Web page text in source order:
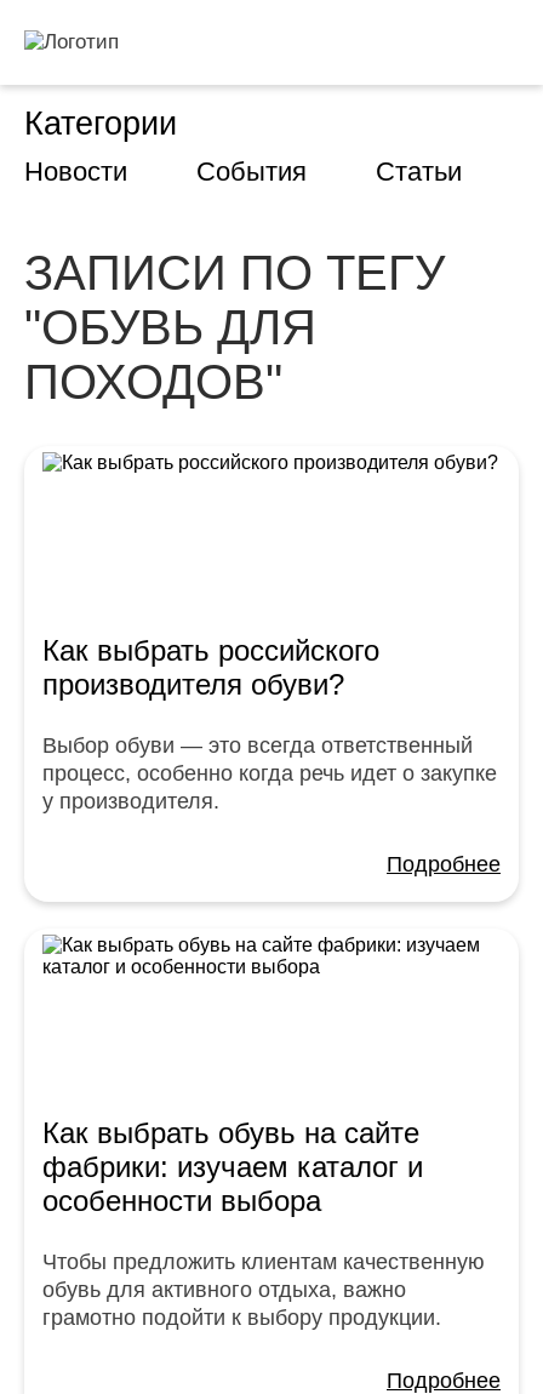
Категории
Новости События Статьи
ЗАПИСИ ПО ТЕГУ
"ОБУВЬ ДЛЯ
ПОХОДОВ"
Как выбрать российского
производителя обуви?
Выбор обуви — это всегда ответственный
процесс, особенно когда речь идет о закупке
у производителя.
Подробнее
Как выбрать обувь на сайте
фабрики: изучаем каталог и
особенности выбора
Чтобы предложить клиентам качественную
обувь для активного отдыха, важно
грамотно подойти к выбору продукции.
Подробнее